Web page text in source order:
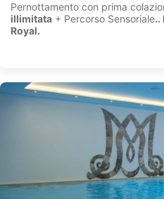
Pernottamento con prima
illimitata + Percorso Sensoriale..
Royal.